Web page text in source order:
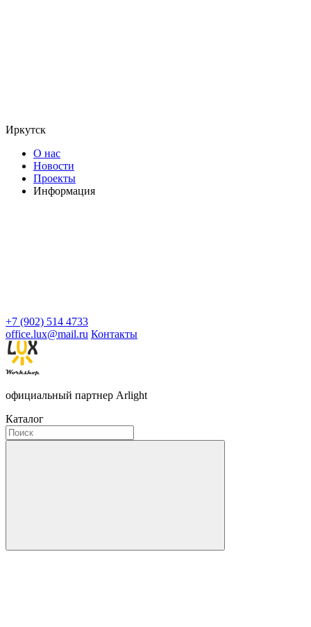
Иркутск
О нас
Новости
Проекты
Информация
+7 (902) 514 4733
office.lux@mail.ru Контакты
официальный партнер Arlight
Каталог